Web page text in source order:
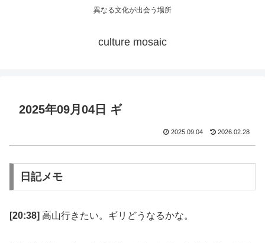
異なる文化が出会う場所
culture mosaic
2025年09月04日 ギ
2025.09.04 2026.02.28
日記メモ
[20:38] 高山行きたい。ギリどうなるかな。